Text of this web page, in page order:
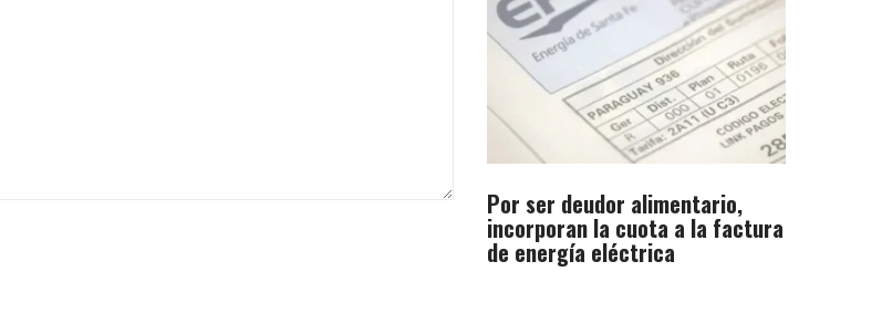
Por ser deudor alimentario,
incorporan la cuota a la factura
de energía eléctrica